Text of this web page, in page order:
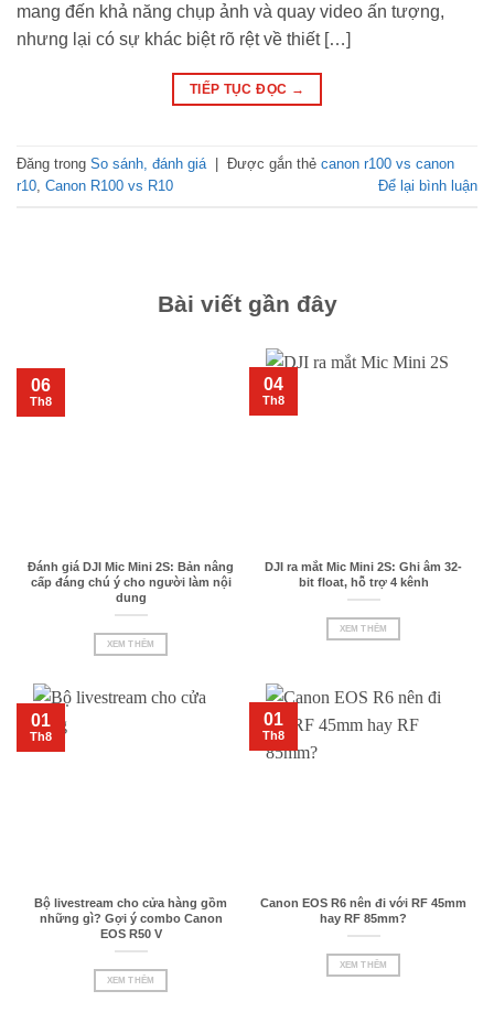
mang đến khả năng chụp ảnh và quay video ấn tượng,
nhưng lại có sự khác biệt rõ rệt về thiết […]
TIẾP TỤC ĐỌC →
Đăng trong So sánh, đánh giá Được gắn thẻ canon r100 vs canon
r10, Canon R100 vs R10 Để lại bình luận
Bài viết gần đây
Đánh giá DJI Mic Mini 2S: Bản nâng
cấp đáng chú ý cho người làm nội
dung
XEM THÊM
06
Th8
DJI ra mắt Mic Mini 2S: Ghi âm 32-
bit float, hỗ trợ 4 kênh
XEM THÊM
04
Th8
Bộ livestream cho cửa hàng gồm
những gì? Gợi ý combo Canon
EOS R50 V
XEM THÊM
01
Th8
Canon EOS R6 nên đi với RF 45mm
hay RF 85mm?
XEM THÊM
01
Th8